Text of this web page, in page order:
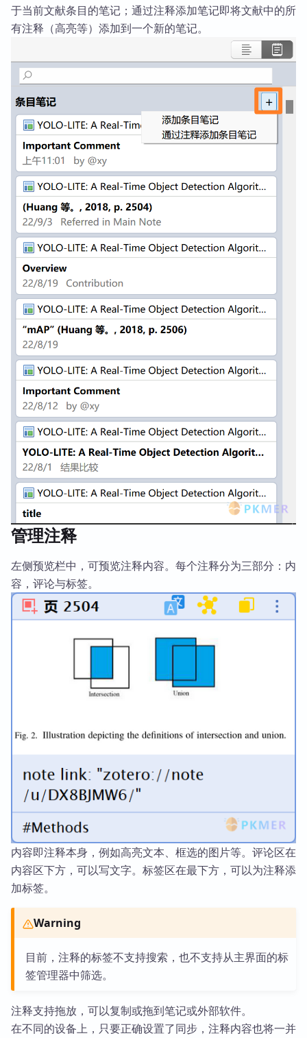
于当前文献条目的笔记；通过注释添加笔记即将文献中的所
有注释（高亮等）添加到一个新的笔记。
管理注释
左侧预览栏中，可预览注释内容。每个注释分为三部分：内
容，评论与标签。
内容即注释本身，例如高亮文本、框选的图片等。评论区在
内容区下方，可以写文字。标签区在最下方，可以为注释添
加标签。
Warning
目前，注释的标签不支持搜索，也不支持从主界面的标
签管理器中筛选。
注释支持拖放，可以复制或拖到笔记或外部软件。
在不同的设备上，只要正确设置了同步，注释内容也将一并